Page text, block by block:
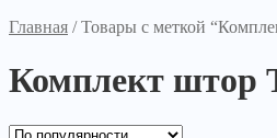
Главная /Товары с меткой
Комплект штор